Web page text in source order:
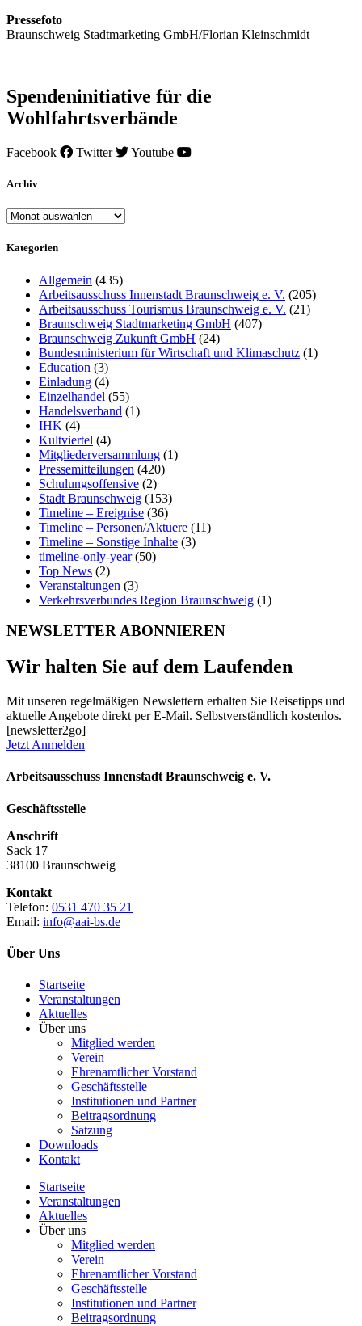
Pressefoto
Braunschweig Stadtmarketing GmbH/Florian Kleinschmidt
Spendeninitiative für die
Wohlfahrtsverbände
Facebook Twitter Youtube
Archiv
Archiv
Kategorien
Allgemein (435)
Arbeitsausschuss Innenstadt Braunschweig e. V. (205)
Arbeitsausschuss Tourismus Braunschweig e. V. (21)
Braunschweig Stadtmarketing GmbH (407)
Braunschweig Zukunft GmbH (24)
Bundesministerium für Wirtschaft und Klimaschutz (1)
Education (3)
Einladung (4)
Einzelhandel (55)
Handelsverband (1)
IHK (4)
Kultviertel (4)
Mitgliederversammlung (1)
Pressemitteilungen (420)
Schulungsoffensive (2)
Stadt Braunschweig (153)
Timeline – Ereignise (36)
Timeline – Personen/Aktuere (11)
Timeline – Sonstige Inhalte (3)
timeline-only-year(50)
Top News (2)
Veranstaltungen (3)
Verkehrsverbundes Region Braunschweig (1)
NEWSLETTER ABONNIEREN
Wir halten Sie auf dem Laufenden
Mit unseren regelmäßigen Newslettern erhalten Sie Reisetipps und
aktuelle Angebote direkt per E-Mail. Selbstverständlich kostenlos.
[newsletter2go]
Jetzt Anmelden
Arbeitsausschuss Innenstadt Braunschweig e. V.
Geschäftsstelle
Anschrift
Sack 17
38100 Braunschweig
Kontakt
Telefon: 0531 470 35 21
Email: info@aai-bs.de
Über Uns
Startseite
Veranstaltungen
Aktuelles
Über uns
Mitglied werden
Verein
Ehrenamtlicher Vorstand
Geschäftsstelle
Institutionen und Partner
Beitragsordnung
Satzung
Downloads
Kontakt
Startseite
Veranstaltungen
Aktuelles
Über uns
Mitglied werden
Verein
Ehrenamtlicher Vorstand
Geschäftsstelle
Institutionen und Partner
Beitragsordnung